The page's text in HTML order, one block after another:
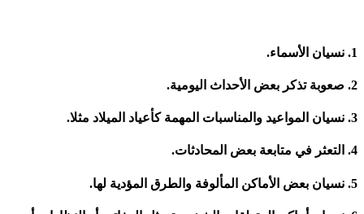
1. نسيان الأسماء.
2. صعوبة تذكر بعض الأحداث اليومية.
3. نسيان المواعيد والمناسبات المهمة كأعياد الميلاد مثلا.
4. التعثر في متابعة بعض المحادثات.
5. نسيان بعض الأماكن المألوفة والطرق المؤدية لها.